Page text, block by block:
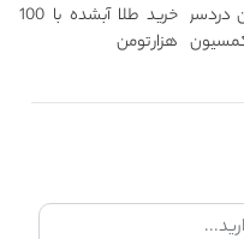
دردسر
خرید طلا آبشده با 100
هزار تومن